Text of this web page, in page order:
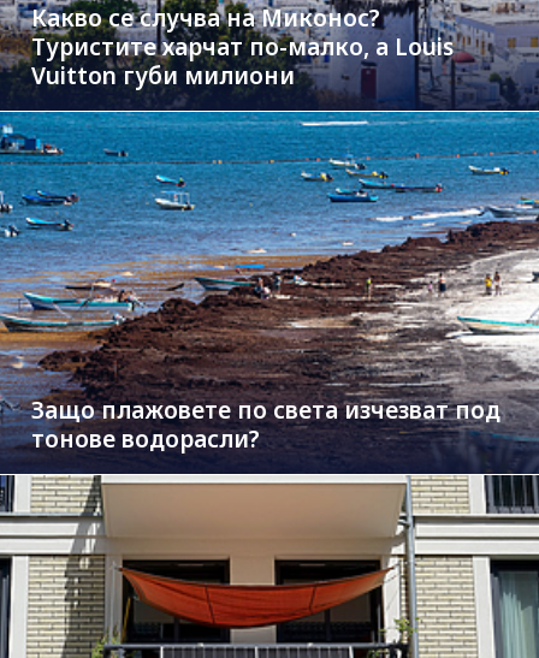
Какво се случва на Миконос?
Туристите харчат по-малко, а Louis
Vuitton губи милиони
Защо плажовете по света изчезват под
тонове водорасли?